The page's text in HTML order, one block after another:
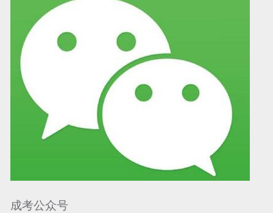
成考公众号